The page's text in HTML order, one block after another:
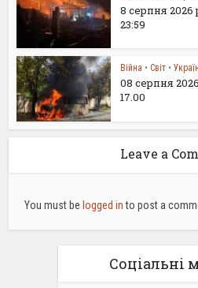
8 серпня
23:59
Війна • Світ •
08 серпня
17.00
Leave a
You must be logged into post a
Соціальні